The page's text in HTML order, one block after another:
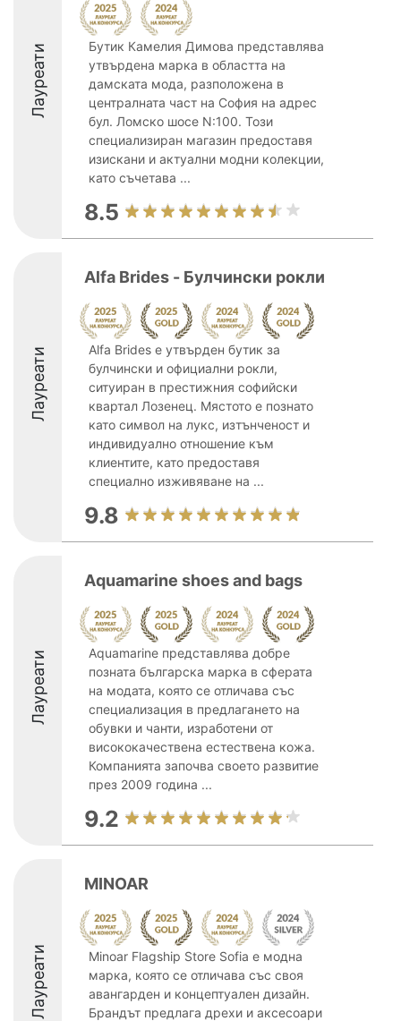
Лауреати
Бутик Камелия Димова представлява
утвърдена марка в областта на
дамската мода, разположена в
централната част на София на адрес
бул. Ломско шосе N:100. Този
специализиран магазин предоставя
изискани и актуални модни колекции,
като съчетава ...
8.5
Лауреати
Alfa Brides - Булчински рокли
Alfa Brides е утвърден бутик за
булчински и официални рокли,
ситуиран в престижния софийски
квартал Лозенец. Мястото е познато
като символ на лукс, изтънченост и
индивидуално отношение към
клиентите, като предоставя
специално изживяване на ...
9.8
Лауреати
Aquamarine shoes and bags
Aquamarine представлява добре
позната българска марка в сферата
на модата, която се отличава със
специализация в предлагането на
обувки и чанти, изработени от
висококачествена естествена кожа.
Компанията започва своето развитие
през 2009 година ...
9.2
Лауреати
MINOAR
Minoar Flagship Store Sofia е модна
марка, която се отличава със своя
авангарден и концептуален дизайн.
Брандът предлага дрехи и аксесоари